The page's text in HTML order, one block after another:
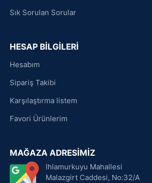
Sık Sorulan Sorular
HESAP BİLGİLERİ
Hesabım
Sipariş Takibi
Karşılaştırma listem
Favori Ürünlerim
MAĞAZA ADRESİMİZ
Ihlamurkuyu Mahallesi
Malazgirt Caddesi, No:32/A